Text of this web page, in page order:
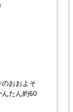
おおよそ
んたん約60